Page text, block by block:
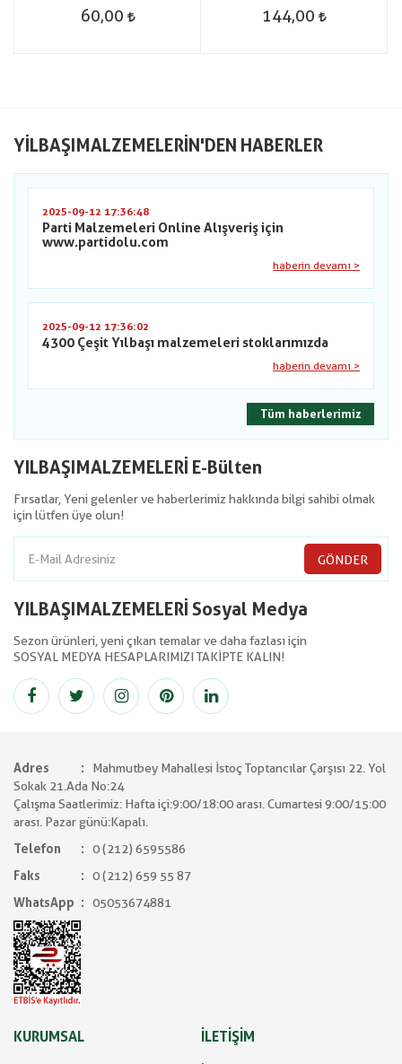
60,00 144,00
YILBAŞIMALZEMELERIN'DEN HABERLER
2025-09-12 17:36:48
Parti Malzemeleri Online Alışveriş için
www.partidolu.com
haberin devamı >
2025-09-12 17:36:02
4300 Çeşit Yılbaşı malzemeleri stoklarımızda
haberin devamı >
Tüm haberlerimiz
YILBAŞIMALZEMELERİ E-Bülten
Fırsatlar, Yeni gelenler ve haberlerimiz hakkında bilgi sahibi olmak
için lütfen üye olun!
GÖNDER
YILBAŞIMALZEMELERİ Sosyal Medya
Sezon ürünleri, yeni çıkan temalar ve daha fazlası için
SOSYAL MEDYA HESAPLARIMIZI TAKİPTE KALIN!
Adres
Mahmutbey Mahallesi İstoç Toptancılar Çarşısı 22. Yol
Sokak 21.Ada No:24
Çalışma Saatlerimiz: Hafta içi:9:00/18:00 arası. Cumartesi 9:00/15:00
arası. Pazar günü:Kapalı.
Telefon
0 (212) 6595586
Faks
0 (212) 659 55 87
WhatsApp
05053674881
KURUMSAL İLETİŞİM